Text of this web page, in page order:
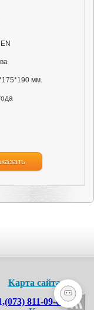
мм.
Карта сайта
(073) 811-09-09,